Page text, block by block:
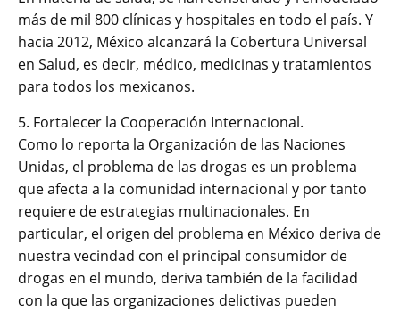
más de mil 800 clínicas y hospitales en todo el país. Y
hacia 2012, México alcanzará la Cobertura Universal
en Salud, es decir, médico, medicinas y tratamientos
para todos los mexicanos.
5. Fortalecer la Cooperación Internacional.
Como lo reporta la Organización de las Naciones
Unidas, el problema de las drogas es un problema
que afecta a la comunidad internacional y por tanto
requiere de estrategias multinacionales. En
particular, el origen del problema en México deriva de
nuestra vecindad con el principal consumidor de
drogas en el mundo, deriva también de la facilidad
con la que las organizaciones delictivas pueden